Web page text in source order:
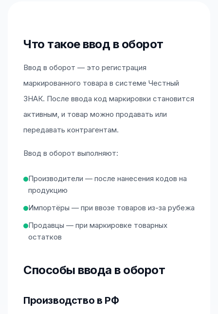
Что такое ввод в оборот
Ввод в оборот — это регистрация
маркированного товара в системе Честный
ЗНАК. После ввода код маркировки становится
активным, и товар можно продавать или
передавать контрагентам.
Ввод в оборот выполняют:
Производители — после нанесения кодов на
продукцию
Импортёры — при ввозе товаров из-за рубежа
Продавцы — при маркировке товарных
остатков
Способы ввода в оборот
Производство в РФ